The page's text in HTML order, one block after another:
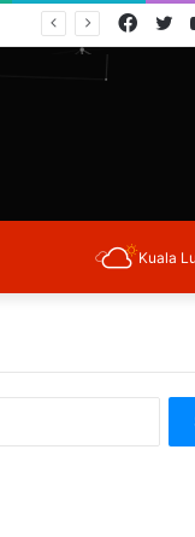
Kuala